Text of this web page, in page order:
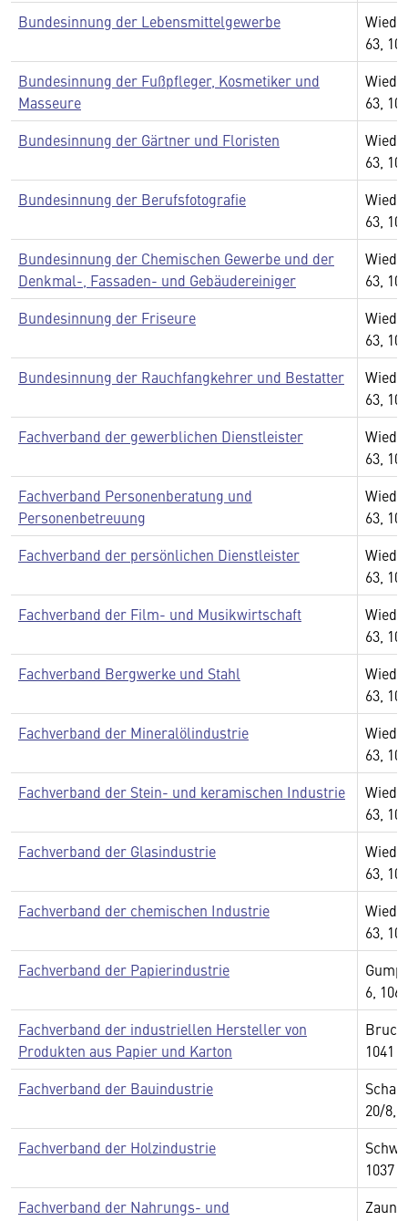
Bundesinnung der Lebensmittelgewerbe
63,
Bundesinnung der Fußpfleger, Kosmetiker und
Masseure
63,
Bundesinnung der Gärtner und Floristen
63,
Bundesinnung der Berufsfotografie
63,
Bundesinnung der Chemischen Gewerbe und der
Denkmal-, Fassaden- und Gebäudereiniger
63,
Bundesinnung der Friseure
63,
Bundesinnung der Rauchfangkehrer und Bestatter
63,
Fachverband der gewerblichen Dienstleister
63,
Fachverband Personenberatung und
Personenbetreuung
63,
Fachverband der persönlichen Dienstleister
63,
Fachverband der Film- und Musikwirtschaft
63,
Fachverband Bergwerke und Stahl
63,
Fachverband der Mineralölindustrie
63,
Fachverband der Stein- und keramischen Industrie
63,
Fachverband der Glasindustrie
63,
Fachverband der chemischen Industrie
63,
Fachverband der Papierindustrie
6,
Fachverband der industriellen Hersteller von
Produkten aus Papier und Karton
1041
Fachverband der Bauindustrie
20/8,
Fachverband der Holzindustrie
1037
Fachverband der Nahrungs- und